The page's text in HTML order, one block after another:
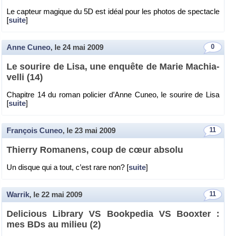
Le cap­teur ma­gique du 5D est idéal pour les pho­tos de spec­tacle
[suite]
0
Anne Cuneo, le 24 mai 2009
Le sou­rire de Lisa, une en­quête de Marie Ma­chia­
velli (14)
Cha­pitre 14 du roman po­li­cier d’Anne Cuneo, le sou­rire de Lisa
[suite]
11
François Cuneo, le 23 mai 2009
Thierry Ro­ma­nens, coup de cœur ab­solu
Un disque qui a tout, c’est rare non? [suite]
11
Warrik, le 22 mai 2009
De­li­cious Li­brary VS Book­pe­dia VS Boox­ter :
mes BDs au mi­lieu (2)